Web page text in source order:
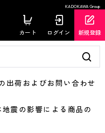
KADOKAWA Group
カート ログイン 新規登録
荷およびお問い合わせ
震の影響による商品の